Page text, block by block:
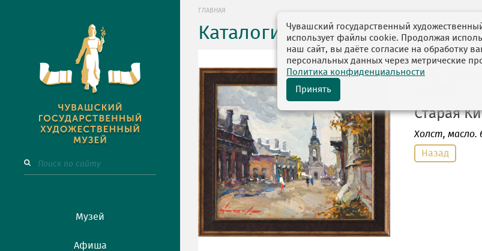
Музей
Афиша
ГЛАВНАЯ
Каталоги выставок
автор:
Старая
Холст, масло.
Назад
Чувашский государственный
использует файлы cookie. Продолжая
наш сайт, вы даёте согласие на обработку
персональных данных через метрические
Политика конфиденциальности
Принять